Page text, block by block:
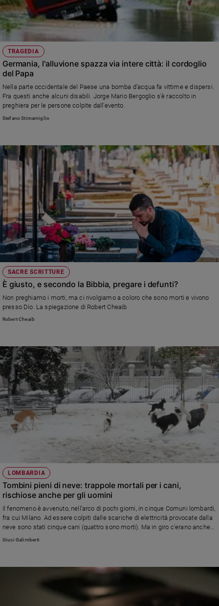
TRAGEDIA
Germania, l'alluvione spazza via intere città: il cordoglio
del Papa
Nella parte occidentale del Paese una bomba d'acqua fa vittime e dispersi.
Fra questi anche alcuni disabili. Jorge Mario Bergoglio s'è raccolto in
preghiera per le persone colpite dall'evento.
Stefano Stimamiglio
SACRE SCRITTURE
È giusto, e secondo la Bibbia, pregare i defunti?
Non preghiamo i morti, ma ci rivolgiamo a coloro che sono morti e vivono
presso Dio. La spiegazione di Robert Cheaib
Robert Cheaib
LOMBARDIA
Tombini pieni di neve: trappole mortali per i cani,
rischiose anche per gli uomini
Il fenomeno è avvenuto, nell'arco di pochi giorni, in cinque Comuni lombardi,
fra cui Milano. Ad essere colpiti dalle scariche di elettricità provocate dalla
neve sono stati cinque cani (quattro sono morti). Ma in giro c'erano anche
molti bambini che giocavano: se uno di loro fosse caduto sopra uno di quei
Giusi Galimberti